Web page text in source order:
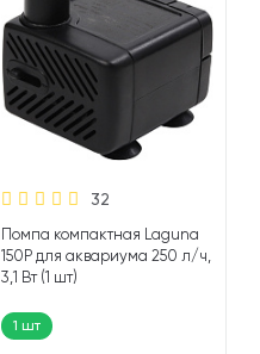
32
Помпа компактная Laguna
150P для аквариума 250 л/ч,
3,1 Вт (1 шт)
1 шт